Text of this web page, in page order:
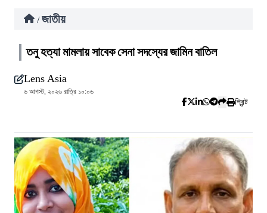
/ জাতীয়
তনু হত্যা মামলায় সাবেক সেনা সদস্যের জামিন বাতিল
Lens Asia
৬ আগস্ট, ২০২৬ রাত্রি ১০:০৬
প্রিন্ট